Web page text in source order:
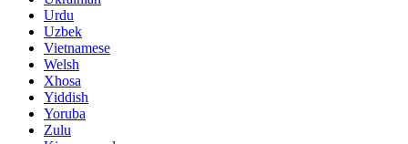
Urdu
Uzbek
Vietnamese
Welsh
Xhosa
Yiddish
Yoruba
Zulu